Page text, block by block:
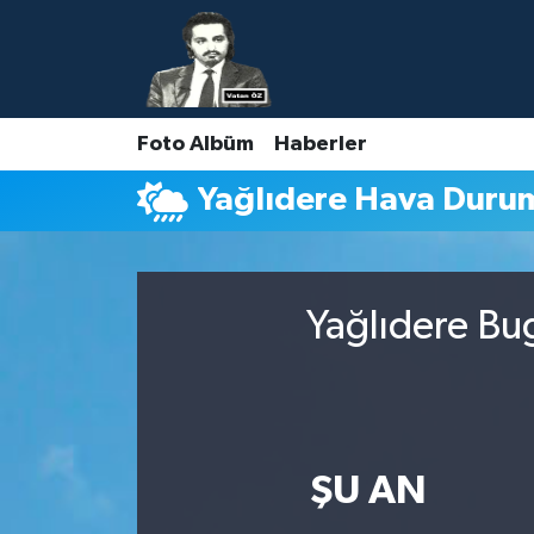
Foto Albüm Haberler
Yağlıdere Hava
Yağlıdere
ŞU AN
Nöbetçi Eczaneler
Hava Durumu
Namaz Vakitleri
Trafik Durumu
Süper Lig Puan Durumu ve Fikstür